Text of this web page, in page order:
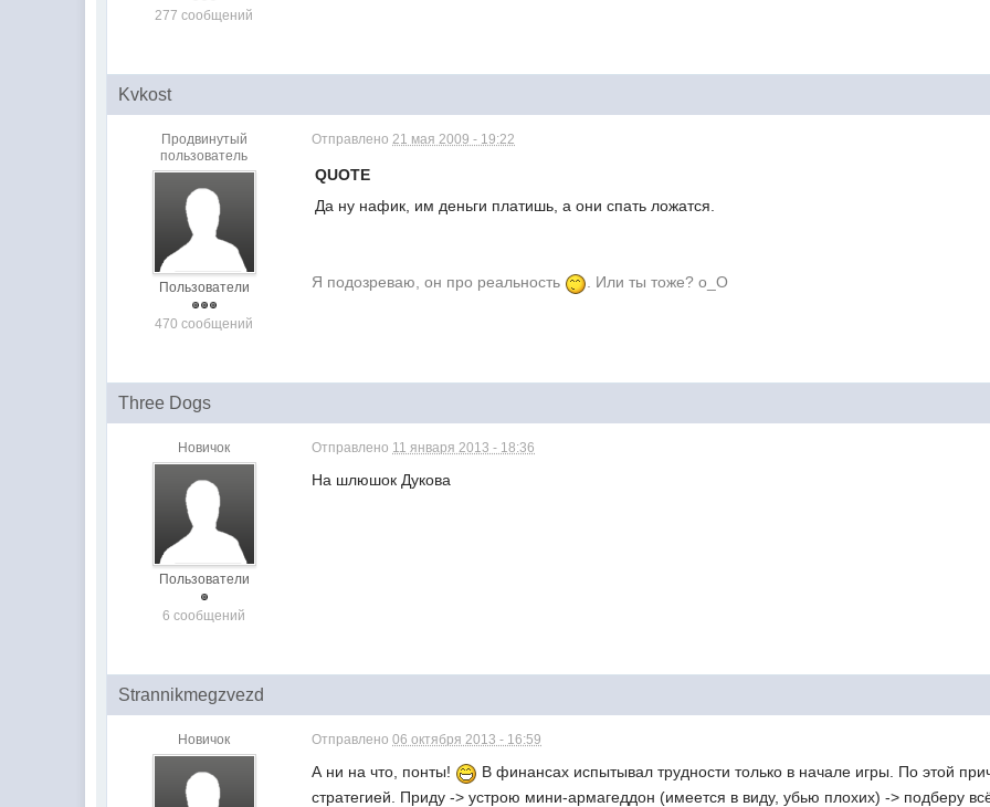
277 сообщений
Kvkost
Продвинутый
пользователь
Пользователи
470 сообщений
Отправлено21 мая 2009 - 19:22
QUOTE
Да ну нафик, им деньги платишь, а они спать ложатся.
Я подозреваю, он про реальность . Или ты тоже? o_O
Three Dogs
Новичок
Пользователи
6 сообщений
Отправлено 11 января 2013 - 18:36
На шлюшок Дукова
Strannikmegzvezd
Новичок Отправлено06 октября 2013 - 16:59
А ни на что, понты!
В финансах испытывал трудности только в начале игры. По этой
стратегией. Приду -> устрою мини-армагеддон (имеется в виду, убью плохих) -> подберу